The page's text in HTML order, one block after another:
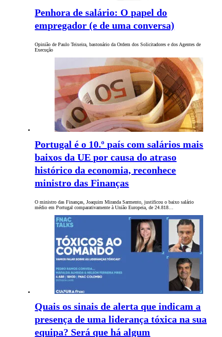
Penhora de salário: O papel do
empregador (e de uma conversa)
Opinião de Paulo Teixeira, bastonário da Ordem dos Solicitadores e dos Agentes de
Execução
Portugal é o 10.º país com salários mais
baixos da UE por causa do atraso
histórico da economia, reconhece
ministro das Finanças
O ministro das Finanças, Joaquim Miranda Sarmento, justificou o baixo salário
médio em Portugal comparativamente à União Europeia, de 24.818…
Quais os sinais de alerta que indicam a
presença de uma liderança tóxica na sua
equipa? Será que há algum